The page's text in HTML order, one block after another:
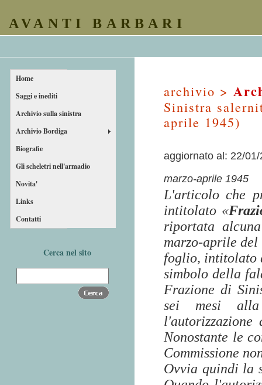
AVANTI BARBARI
Home
Saggi e inediti
Archivio sulla sinistra
Archivio Bordiga
Biografie
Gli scheletri nell'armadio
Novita'
Links
Contatti
Cerca nel sito
archivio >
Sinistra
aprile 1945)
aggiornato al: 22/01/
marzo-aprile 1945
L'articolo che
intitolato «
riportata
marzo-aprile del
foglio, intitolato
simbolo della
Frazione di
sei mesi alla
Nonostante le
Commissione
Ovvia quindi la